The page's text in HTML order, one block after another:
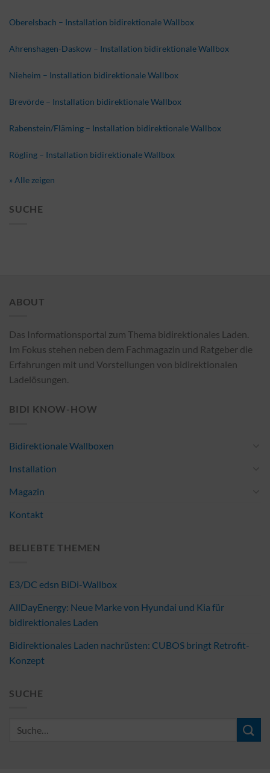
Oberelsbach – Installation bidirektionale Wallbox
Ahrenshagen-Daskow – Installation bidirektionale Wallbox
Nieheim – Installation bidirektionale Wallbox
Brevörde – Installation bidirektionale Wallbox
Rabenstein/Fläming – Installation bidirektionale Wallbox
Rögling – Installation bidirektionale Wallbox
» Alle zeigen
SUCHE
ABOUT
Das Informationsportal zum Thema bidirektionales Laden.
Im Fokus stehen neben dem Fachmagazin und Ratgeber die
Erfahrungen mit und Vorstellungen von bidirektionalen
Ladelösungen.
BIDI KNOW-HOW
Bidirektionale Wallboxen
Installation
Magazin
Kontakt
BELIEBTE THEMEN
E3/DC edsn BiDi-Wallbox
AllDayEnergy: Neue Marke von Hyundai und Kia für
bidirektionales Laden
Bidirektionales Laden nachrüsten: CUBOS bringt Retrofit-
Konzept
SUCHE